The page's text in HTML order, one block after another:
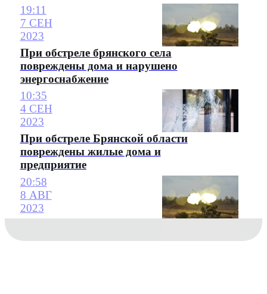
19:11
7 СЕН
2023
При обстреле брянского села
повреждены дома и нарушено
энергоснабжение
10:35
4 СЕН
2023
При обстреле Брянской области
повреждены жилые дома и
предприятие
20:58
8 АВГ
2023